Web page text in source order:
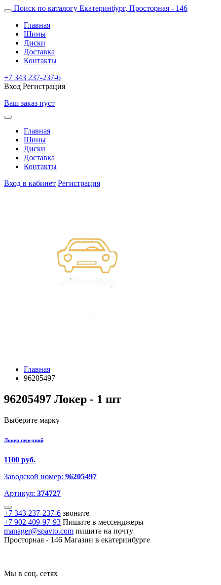
Поиск по каталогу Екатеринбург, Просторная - 146
Главная
Шины
Диски
Доставка
Контакты
+7 343 237-237-6
Вход Регистрация
Ваш заказ пуст
Главная
Шины
Диски
Доставка
Контакты
Вход в кабинет Регистрация
Главная
96205497
96205497 Локер - 1 шт
Выберите марку
Локер передний
1100 руб.
Заводской номер: 96205497
Артикул: 374727
+7 343 237-237-6 звоните
+7 902 409-97-93 Пишите в мессенджеры
manager@spavto.com пишите на почту
Просторная - 146 Магазин в екатеринбурге
Мы в соц. сетях